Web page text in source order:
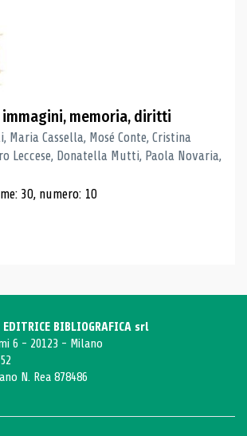
memoria, diritti
Maria Cassella, Mosé Conte, Cristina
Leccese, Donatella Mutti, Paola Novaria,
30, numero: 10
BIBLIOGRAFICA srl
6 - 20123 - Milano
N. Rea 878486